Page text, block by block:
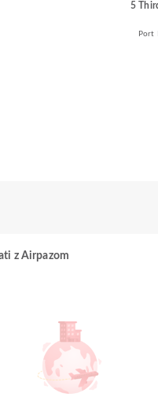
5
Port
z Airpazom